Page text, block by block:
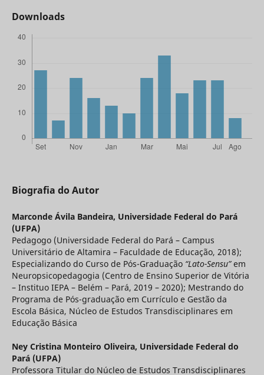
Downloads
Biografia do Autor
Marconde Ávila Bandeira, Universidade Federal do Pará
(UFPA)
Pedagogo (Universidade Federal do Pará – Campus
Universitário de Altamira – Faculdade de Educação, 2018);
Especializando do Curso de Pós-Graduação “Lato-Sensu”em
Neuropsicopedagogia (Centro de Ensino Superior de Vitória
– Instituo IEPA – Belém – Pará, 2019 – 2020); Mestrando do
Programa de Pós-graduação em Currículo e Gestão da
Escola Básica, Núcleo de Estudos Transdisciplinares em
Educação Básica
Ney Cristina Monteiro Oliveira, Universidade Federal do
Pará (UFPA)
Professora Titular do Núcleo de Estudos Transdisciplinares